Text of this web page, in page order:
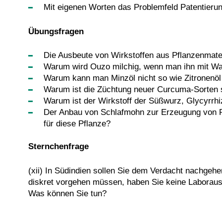
Mit eigenen Worten das Problemfeld
Übungsfragen
Die Ausbeute von Wirkstoffen aus
Warum wird Ouzo milchig, wenn man ihn mit
Warum kann man Minzöl nicht so wie
Warum ist die Züchtung neuer Curcuma-Sorten
Warum ist der Wirkstoff der Süßwurz,
Der Anbau von Schlafmohn zur Erzeugung
für diese Pflanze?
Sternchenfrage
(xii) In Südindien sollen Sie dem Verdacht
diskret vorgehen müssen, haben Sie keine
Was können Sie tun?